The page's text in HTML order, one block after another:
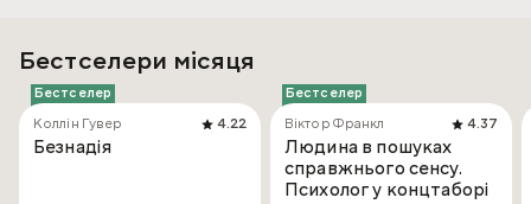
Бестселери місяця
Бестселер
Коллін Гувер
4.22
Безнадія
Бестселер
Віктор Франкл
4.37
Людина в пошуках
справжнього сенсу.
Психолог у концтаборі